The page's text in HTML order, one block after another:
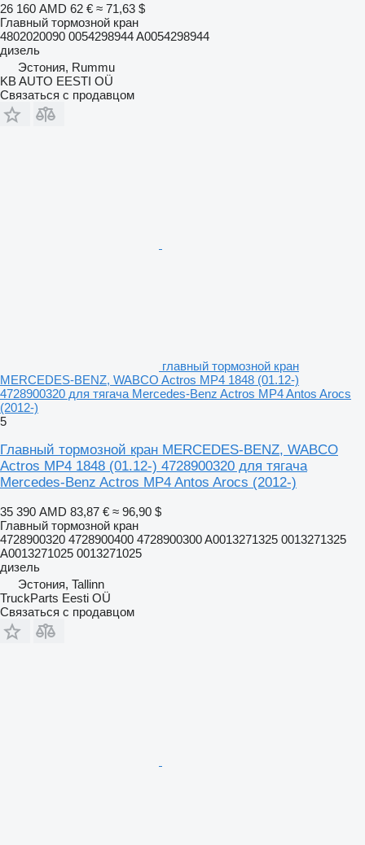
26 160 AMD 62 € ≈ 71,63 $
Главный тормозной кран
4802020090 0054298944 A0054298944
дизель
Эстония, Rummu
KB AUTO EESTI OÜ
Связаться с продавцом
главный тормозной кран
MERCEDES-BENZ, WABCO Actros MP4 1848 (01.12-)
4728900320 для тягача Mercedes-Benz Actros MP4 Antos Arocs
(2012-)
5
Главный тормозной кран MERCEDES-BENZ, WABCO
Actros MP4 1848 (01.12-) 4728900320 для тягача
Mercedes-Benz Actros MP4 Antos Arocs (2012-)
35 390 AMD 83,87 € ≈ 96,90 $
Главный тормозной кран
4728900320 4728900400 4728900300 A0013271325 0013271325
A0013271025 0013271025
дизель
Эстония, Tallinn
TruckParts Eesti OÜ
Связаться с продавцом